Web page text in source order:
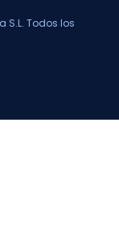
S.L. Todos los